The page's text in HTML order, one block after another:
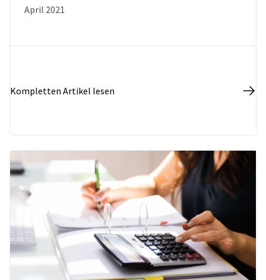
April 2021
Kompletten Artikel lesen